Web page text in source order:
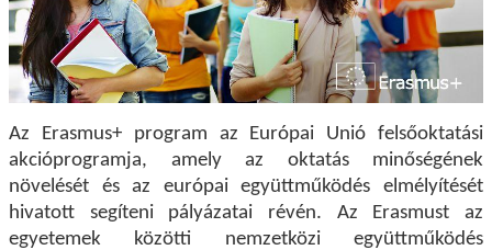
Az Erasmus+ program az Európai Unió felsőoktatási
akcióprogramja, amely az oktatás minőségének
növelését és az európai együttműködés elmélyítését
hivatott segíteni pályázatai révén. Az Erasmust az
egyetemek közötti nemzetközi együttműködés